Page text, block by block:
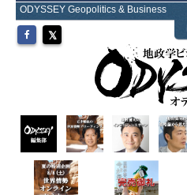
ODYSSEY Geopolitics & Business